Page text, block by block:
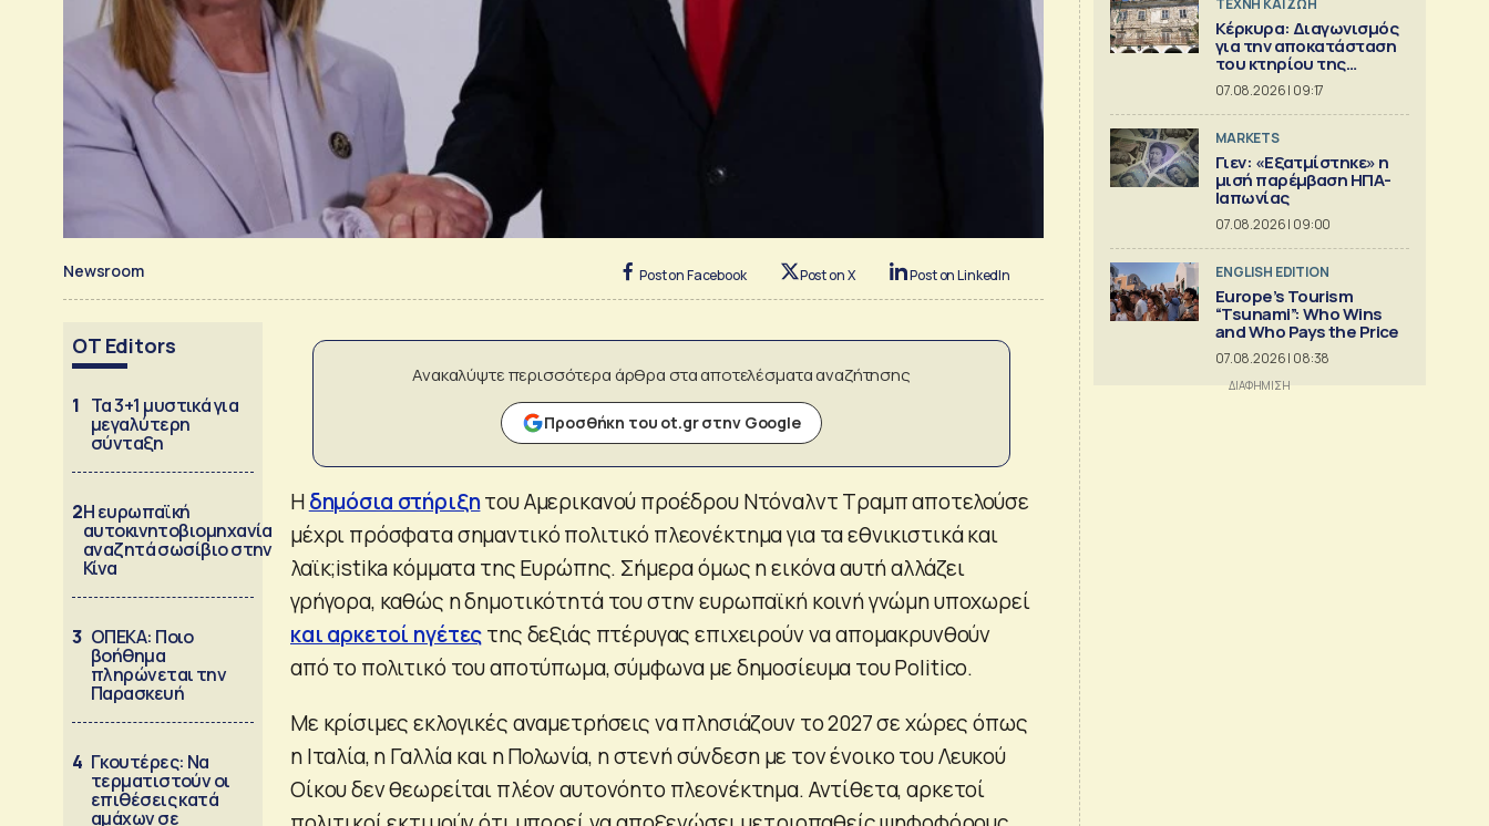
Newsroom Post on Facebook Post on X Post on LinkedIn
OT Editors
1 Τα 3+1 μυστικά για
μεγαλύτερη
σύνταξη
2Η ευρωπαϊκή
αυτοκινητοβιομηχανία
αναζητά σωσίβιο στην
Κίνα
3 ΟΠΕΚΑ: Ποιο
βοήθημα
πληρώνεται την
Παρασκευή
4 Γκουτέρες: Να
τερματιστούν οι
επιθέσεις κατά
αμάχων σε
Ανακαλύψτε περισσότερα άρθρα στα αποτελέσματα αναζήτησης
Προσθήκη του ot.gr στην Google
Ηδημόσια στήριξητου Αμερικανού προέδρου Ντόναλντ Τραμπ αποτελούσε
μέχρι πρόσφατα σημαντικό πολιτικό πλεονέκτημα για τα εθνικιστικά και
λαϊκ;istika κόμματα της Ευρώπης. Σήμερα όμως η εικόνα αυτή αλλάζει
γρήγορα, καθώς η δημοτικότητά του στην ευρωπαϊκή κοινή γνώμη υποχωρεί
και αρκετοί ηγέτεςτης δεξιάς πτέρυγας επιχειρούν να απομακρυνθούν
από το πολιτικό του αποτύπωμα, σύμφωνα με δημοσίευμα του Politico.
Με κρίσιμες εκλογικές αναμετρήσεις να πλησιάζουν το 2027 σε χώρες όπως
η Ιταλία, η Γαλλία και η Πολωνία, η στενή σύνδεση με τον ένοικο του Λευκού
Οίκου δεν θεωρείται πλέον αυτονόητο πλεονέκτημα. Αντίθετα, αρκετοί
TΕΧΝΗ ΚΑΙ ΖΩΗ
Κέρκυρα: Διαγωνισμός
για την αποκατάσταση
του κτηρίου της
Πινακοθήκης Γιαλλινά
07.08.2026 | 09:17
MARKETS
Γιεν: «Εξατμίστηκε» η
μισή παρέμβαση ΗΠΑ-
Ιαπωνίας
07.08.2026 | 09:00
ENGLISH EDITION
Europe’s Tourism
“Tsunami”: Who Wins
and Who Pays the Price
07.08.2026 | 08:38